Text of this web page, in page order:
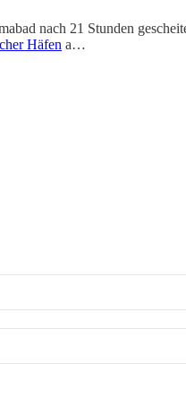
nach 21 Stunden
Häfen a…